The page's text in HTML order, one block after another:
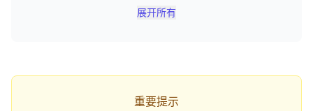
您可以在网址后加上 `?q=小宇宙链接`，例如
展开所有
重要提示